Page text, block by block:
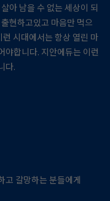
아 남을 수 없는 세상이 되
현하고있고 마음만 먹으
런 시대에서는 항상 열린 마
야합니다. 지안에듀는 이런
다.
고 갈망하는 분들에게